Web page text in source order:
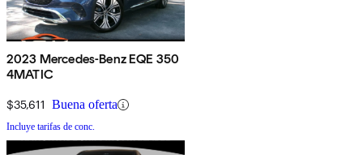
2023 Mercedes-Benz EQE 350
4MATIC
$35,611 Buena oferta
Incluye tarifas de conc.